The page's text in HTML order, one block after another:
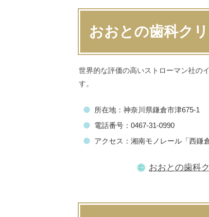
おおとの歯科ク
世界的な評価の高いストローマン社の
す。
所在地：神奈川県鎌倉市津675-1
電話番号：0467-31-0990
アクセス：湘南モノレール「西鎌
おおとの歯科